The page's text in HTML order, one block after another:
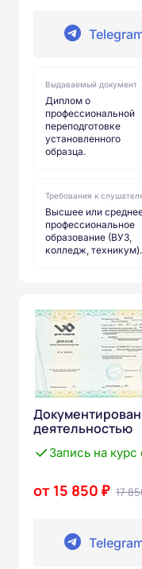
Выдаваемый документ
Диплом о
профессиональной
переподготовке
установленного
образца.
Требования к
Высшее или
профессиональное
образование (ВУЗ,
колледж, техникум).
деятельностью
Запись на
от 15 850 ₽ 17